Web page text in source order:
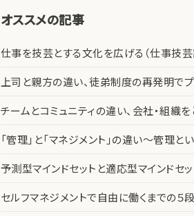
オススメの記事
仕事を技芸とする文化を広げる（仕事技芸
上司と親方の違い、徒弟制度の再発明で
チームとコミュニティの違い、会社・組織
「管理」と「マネジメント」の違い〜管理
予測型マインドセットと適応型マインドセ
セルフマネジメントで自由に働くまでの